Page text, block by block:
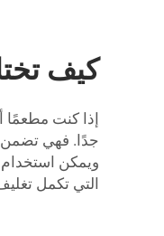
كيف
إذا كنت مطعمًا
جدًا. فهي تضمن
ويمكن استخدام
التي تكمل